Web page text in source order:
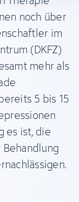
noch über
im
(DKFZ)
mehr als
5 bis 15
es ist, die